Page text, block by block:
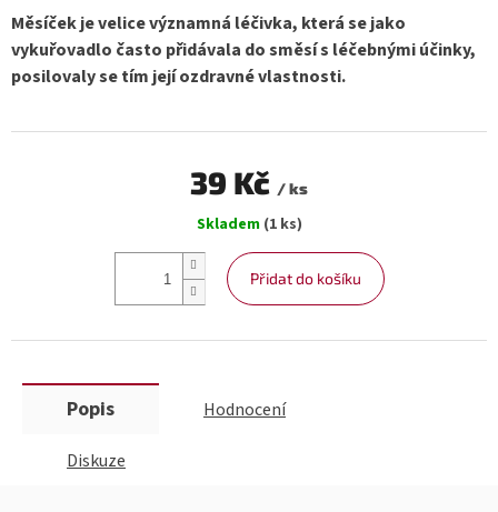
Měsíček je velice významná léčivka, která se jako
vykuřovadlo často přidávala do směsí s léčebnými účinky,
posilovaly se tím její ozdravné vlastnosti.
39 Kč / ks
cena:
Skladem (1 ks)
Přidat do košíku
Popis Hodnocení
Diskuze